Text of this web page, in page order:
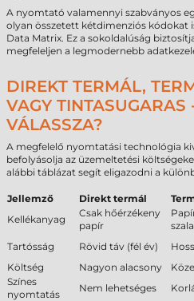
A nyomtató valamennyi szabványos
olyan összetett kétdimenziós kódokat
Data Matrix. Ez a sokoldalúság
megfeleljen a legmodernebb
DIREKT TERMÁL,
VAGY TINTASUGARAS
VÁLASSZA?
A megfelelő nyomtatási technológia
befolyásolja az üzemeltetési
alábbi táblázat segít eligazodni a
Jellemző Direkt termál
Kellékanyag
Csak hőérzékeny
papír
Tartósság
Rövid táv (fél év)
Költség
Nagyon alacsony
Színes
nyomtatás
Nem lehetséges